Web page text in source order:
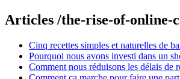
Articles /the-rise-of-online-
Cinq recettes simples et naturelles de
Pourquoi nous avons investi dans un
Comment nous réduisons les délais de